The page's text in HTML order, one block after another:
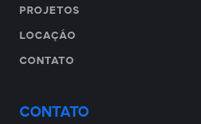
PROJETOS
LOCAÇÃO
CONTATO
CONTATO